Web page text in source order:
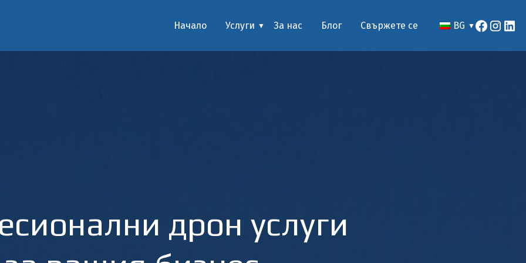
Начало Услуги За нас Блог Свържете се BG
дрон услуги